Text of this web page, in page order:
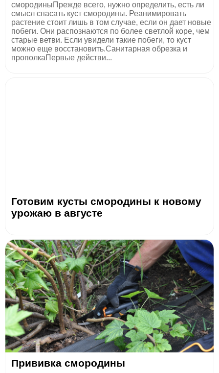
смородиныПрежде всего, нужно определить, есть ли
смысл спасать куст смородины. Реанимировать
растение стоит лишь в том случае, если он дает новые
побеги. Они распознаются по более светлой коре, чем
старые ветви. Если увидели такие побеги, то куст
можно еще восстановить.Санитарная обрезка и
прополкаПервые действи...
Готовим кусты смородины к новому
урожаю в августе
Прививка смородины